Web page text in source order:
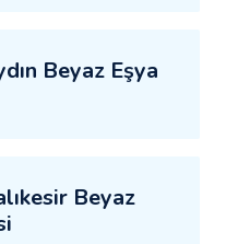
Beyaz Eşya
Beyaz